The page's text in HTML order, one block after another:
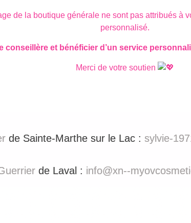
de la boutique générale ne sont pas attribués à
personnalisé.
conseillère et bénéficier d’un service
Merci de votre soutien
de Sainte-Marthe sur le Lac : sylvie-
de Laval : info@xn--